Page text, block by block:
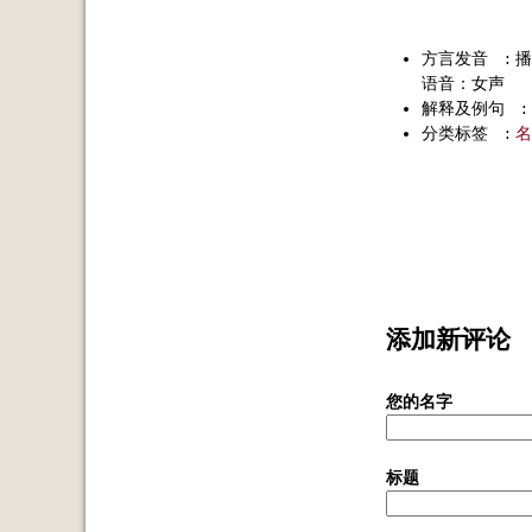
方言发音 :
语音：女声
解释及例句
:
分类标签
:
添加新评论
您的名字
标题